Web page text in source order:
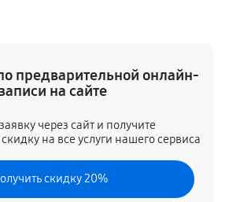
70 минут
моста
Asus Zenbook Pro 16X OLED
предварительной онлайн-
на сайте
через сайт и получите
на все услуги нашего сервиса
скидку 20%